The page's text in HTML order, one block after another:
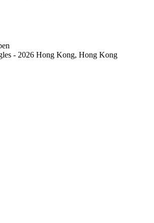
- 2026 Hong Kong, Hong Kong